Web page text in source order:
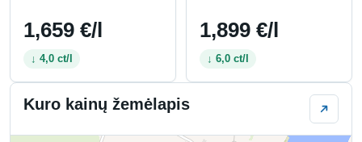
1,659 €/l
↓ 4,0 ct/l
1,899 €/l
↓ 6,0 ct/l
Kuro kainų žemėlapis